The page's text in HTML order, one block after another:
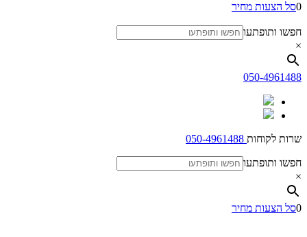
0סל הצעות מחיר
חפשו ותופתעו
×
050-4961488
שרות לקוחות
חפשו ותופתעו
×
0סל הצעות מחיר